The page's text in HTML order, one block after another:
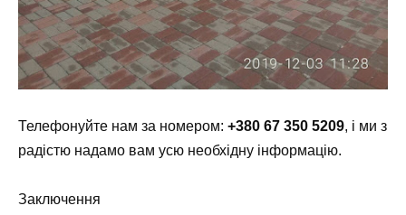
Телефонуйте нам за номером: +380 67 350 5209, і ми з
радістю надамо вам усю необхідну інформацію.
Заключення